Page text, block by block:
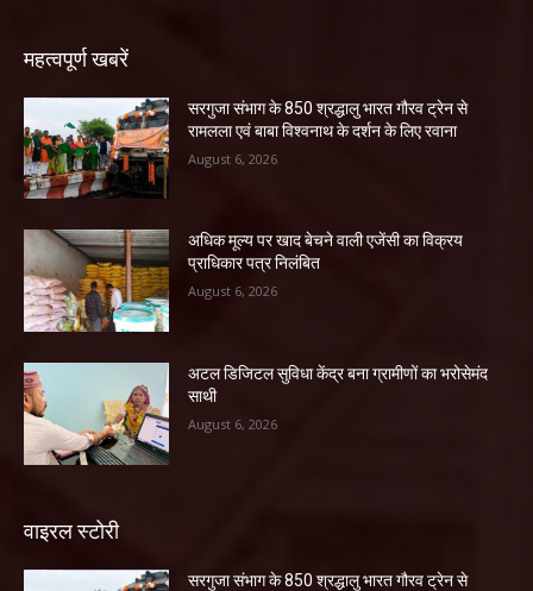
महत्वपूर्ण खबरें
सरगुजा संभाग के 850 श्रद्धालु भारत गौरव ट्रेन से
रामलला एवं बाबा विश्वनाथ के दर्शन के लिए रवाना
August 6, 2026
अधिक मूल्य पर खाद बेचने वाली एजेंसी का विक्रय
प्राधिकार पत्र निलंबित
August 6, 2026
अटल डिजिटल सुविधा केंद्र बना ग्रामीणों का भरोसेमंद
साथी
August 6, 2026
वाइरल स्टोरी
सरगुजा संभाग के 850 श्रद्धालु भारत गौरव ट्रेन से